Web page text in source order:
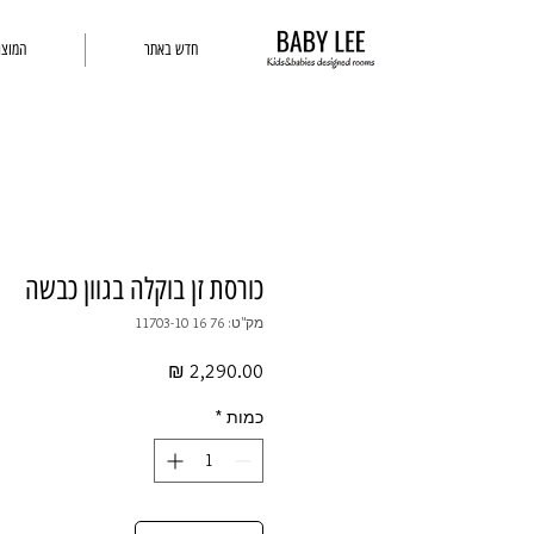
חדש באתר
כורסת זן בוקלה בגוון כבשה
מק"ט: 76 16 11703-10
כמות *